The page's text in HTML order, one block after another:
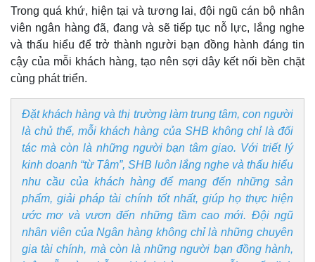
Trong quá khứ, hiện tại và tương lai, đội ngũ cán bộ nhân
viên ngân hàng đã, đang và sẽ tiếp tục nỗ lực, lắng nghe
và thấu hiểu để trở thành người bạn đồng hành đáng tin
cậy của mỗi khách hàng, tạo nên sợi dây kết nối bền chặt
cùng phát triển.
Đặt khách hàng và thị trường làm trung tâm, con người
là chủ thể, mỗi khách hàng của SHB không chỉ là đối
tác mà còn là những người bạn tâm giao. Với triết lý
kinh doanh “từ Tâm”, SHB luôn lắng nghe và thấu hiểu
nhu cầu của khách hàng để mang đến những sản
phẩm, giải pháp tài chính tốt nhất, giúp họ thực hiện
ước mơ và vươn đến những tầm cao mới. Đội ngũ
nhân viên của Ngân hàng không chỉ là những chuyên
gia tài chính, mà còn là những người bạn đồng hành,